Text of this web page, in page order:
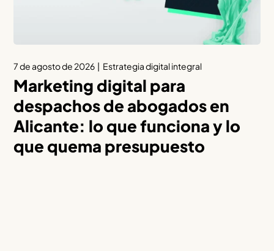
7 de agosto de 2026 Estrategia digital integral
Marketing digital para
despachos de abogados en
Alicante: lo que funciona y lo
que quema presupuesto